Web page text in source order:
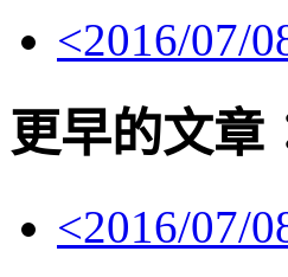
<2016/07/
更早的文章
<2016/07/